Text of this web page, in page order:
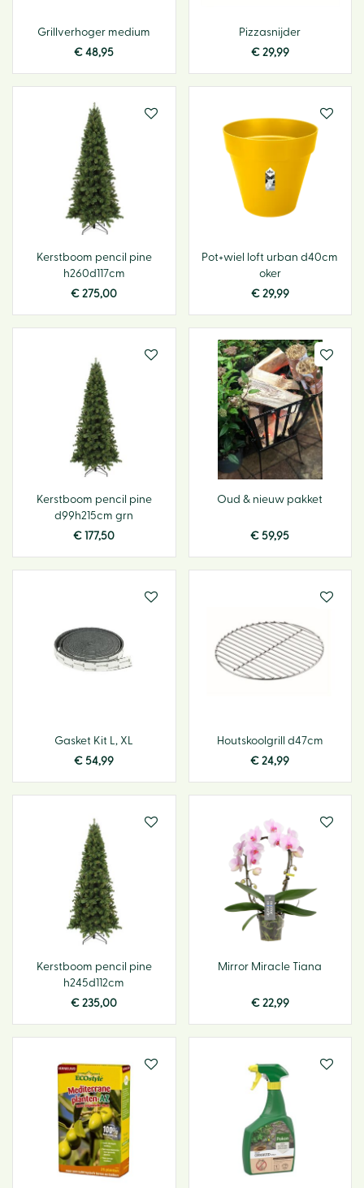
Grillverhoger medium
€ 48,95
Pizzasnijder
€ 29,99
Kerstboom pencil pine
h260d117cm
€ 275,00
Pot+wiel loft urban d40cm
oker
€ 29,99
Kerstboom pencil pine
d99h215cm grn
€ 177,50
Oud & nieuw pakket
€ 59,95
Gasket Kit L, XL
€ 54,99
Houtskoolgrill d47cm
€ 24,99
Kerstboom pencil pine
h245d112cm
€ 235,00
Mirror Miracle Tiana
€ 22,99